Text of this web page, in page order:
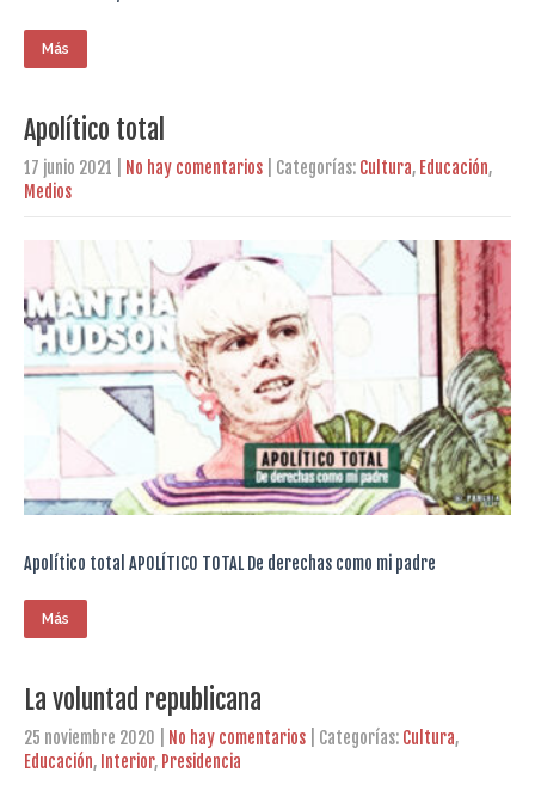
Más
Apolítico total
17 junio 2021 No hay comentarios | Categorías: Cultura, Educación,
Medios
Apolítico total APOLÍTICO TOTAL De derechas como mi padre
Más
La voluntad republicana
25 noviembre 2020 No hay comentarios | Categorías: Cultura,
Educación, Interior, Presidencia